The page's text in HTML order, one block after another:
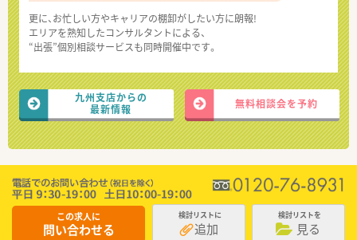
更に、お忙しい方やキャリアの棚卸がしたい方に朗報!
エリアを熟知したコンサルタントによる、
“出張”個別相談サービスも同時開催中です。
九州支店からの
最新情報
無料相談会を予約
この求人に
問い合わせる
検討リストに
追加
検討リストを
見る